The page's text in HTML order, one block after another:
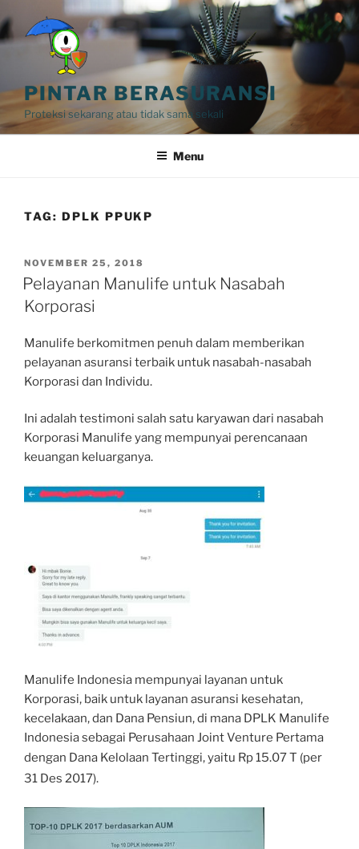
to
content
PINTAR BERASURANSI
Proteksi sekarang atau tidak sama sekali
Menu
TAG: DPLK PPUKP
POSTED
ON
NOVEMBER 25, 2018
Pelayanan Manulife untuk Nasabah
Korporasi
Manulife berkomitmen penuh dalam memberikan
pelayanan asuransi terbaik untuk nasabah-nasabah
Korporasi dan Individu.
Ini adalah testimoni salah satu karyawan dari nasabah
Korporasi Manulife yang mempunyai perencanaan
keuangan keluarganya.
Manulife Indonesia mempunyai layanan untuk
Korporasi, baik untuk layanan asuransi kesehatan,
kecelakaan, dan Dana Pensiun, di mana DPLK Manulife
Indonesia sebagai Perusahaan Joint Venture Pertama
dengan Dana Kelolaan Tertinggi, yaitu Rp 15.07 T (per
31 Des 2017).